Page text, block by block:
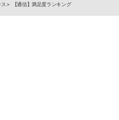
【通信】満足度ランキング